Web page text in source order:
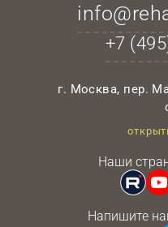
+7
г. Москва, пер.
Наши
Напишите